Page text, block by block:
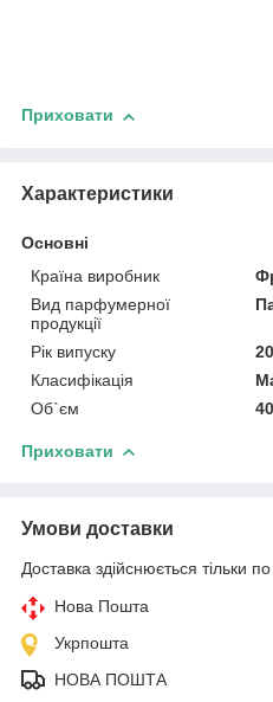
Приховати
Характеристики
Основні
Країна виробник
Вид парфумерної
продукції
Рік випуску
Класифікація
Об`єм
Приховати
Умови доставки
Доставка здійснюється тільки
Нова Пошта
Укрпошта
НОВА ПОШТА